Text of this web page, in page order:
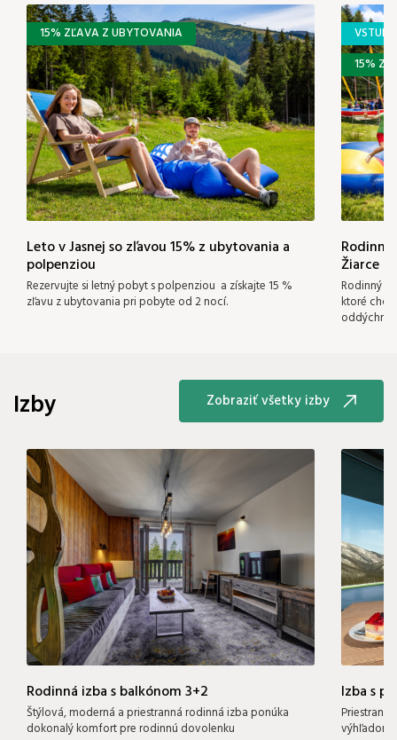
15% ZĽAVA Z UBYTOVANIA
Leto v Jasnej so zľavou 15% z ubytovania a
polpenziou
Rezervujte si letný pobyt s polpenziou a získajte 15 %
zľavu z ubytovania pri pobyte od 2 nocí.
VSTUP
15%
Žiarce a
Rodinný
ktoré
Izby Zobraziť všetky izby
Rodinná izba s balkónom 3+2
Štýlová, moderná a priestranná rodinná izba ponúka
dokonalý komfort pre rodinnú dovolenku
Izba s
výhľadom